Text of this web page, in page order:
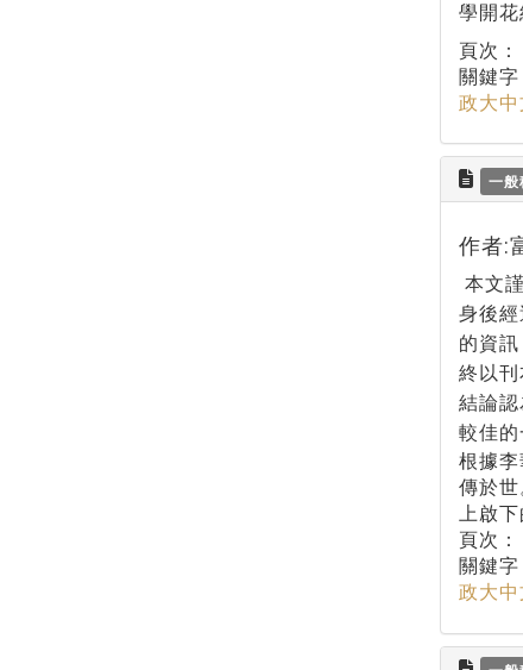
學開花
頁次：
關鍵字
政大
一般
作者:
本文
身後
的資
終以
結論
較佳的
根據
傳於
上啟
頁次：
關鍵字
政大